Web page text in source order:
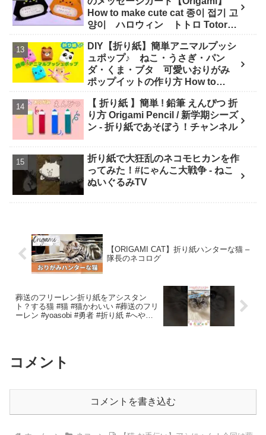
How to make cute cat 종이 접기 고
양이 ハロウィン トトロ Totoro
channel
DIY【折り紙】簡単アニマルプッシ
ュポップ♪ ねこ・うさぎ・パン
ダ・くま・ブタ 可愛いおりがみ
ポップイットの作り方 How to
Soda Cat Origami キャラクター折
り紙
【 折り紙 】簡単 ! 鉛筆 えんぴつ 折
り方 Origami Pencil / 新学期シーズ
ン - 折り紙であそぼう！チャンネル
折り紙で大狂乱のネコモヒカンを作
ってみた！#にゃんこ大戦争 - ねこ
ぬいぐるみTV
【ORIGAMI CAT】折り紙ハンターな猫 –
隊長のネコログ
葬送のフリーレン折り紙をアシスタン
ト？する猫 #猫 #猫かわいい #葬送のフリ
ーレン #yoasobi #勇者 #折り紙 #へやん
コメント
コメントを書き込む